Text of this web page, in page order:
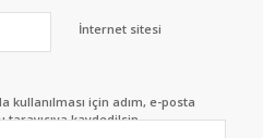
İnternet sitesi
kullanılması için adım, e-posta
kaydedilsin.